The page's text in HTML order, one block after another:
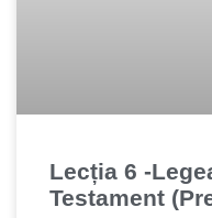
Lecția 6 -
Testament